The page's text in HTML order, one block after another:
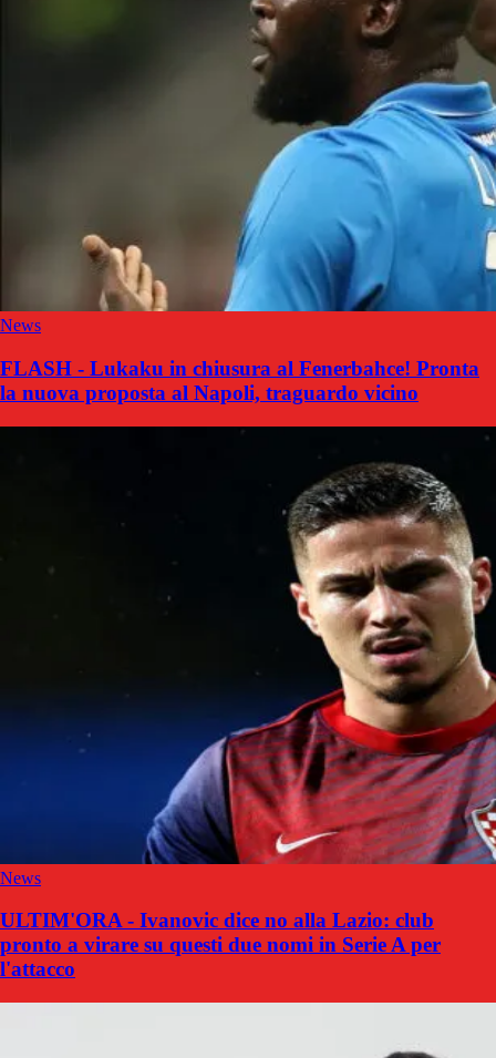
News
FLASH - Lukaku in chiusura al Fenerbahce! Pronta
la nuova proposta al Napoli, traguardo vicino
News
ULTIM'ORA - Ivanovic dice no alla Lazio: club
pronto a virare su questi due nomi in Serie A per
l'attacco